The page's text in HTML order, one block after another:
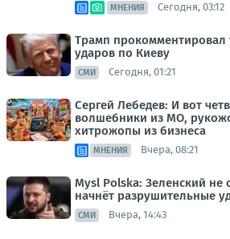
МНЕНИЯ Сегодня, 03:12
Трамп прокомментировал
ударов по Киеву
СМИ Сегодня, 01:21
Сергей Лебедев: И вот
волшебники из МО,
хитрожопы из бизнеса
МНЕНИЯ Вчера, 08:21
Mysl Polska: Зеленский
начнёт разрушительные
СМИ Вчера, 14:43